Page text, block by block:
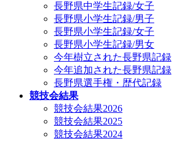
長野県中学生記録/女子
長野県小学生記録/男子
長野県小学生記録/女子
長野県小学生記録/男女
今年樹立された長野県記録
今年追加された長野県記録
長野県選手権・歴代記録
競技会結果
競技会結果2026
競技会結果2025
競技会結果2024